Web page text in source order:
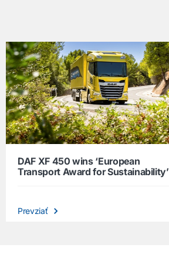
DAF XF 450 wins ‘European
Transport Award for Sustainability’
Prevziať